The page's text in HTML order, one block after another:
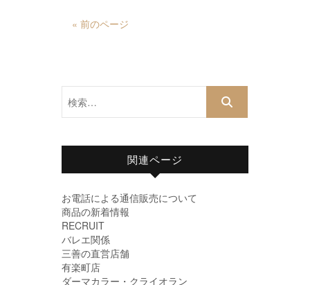
« 前のページ
索…
関連ページ
お電話による通信販売について
商品の新着情報
RECRUIT
バレエ関係
三善の直営店舗
有楽町店
ダーマカラー・クライオラン